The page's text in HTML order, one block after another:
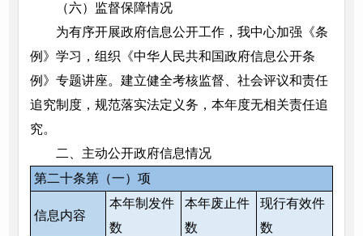
（六）监督保障情况
为有序开展政府信息公开工作，我中心加强《条
例》学习，组织《中华人民共和国政府信息公开条
例》专题讲座。建立健全考核监督、社会评议和责任
追究制度，规范落实法定义务，本年度无相关责任追
究。
二、主动公开政府信息情况
第二十条第（一）项
信息内容
本年制发件
数
本年废止件
数
现行有效件
数